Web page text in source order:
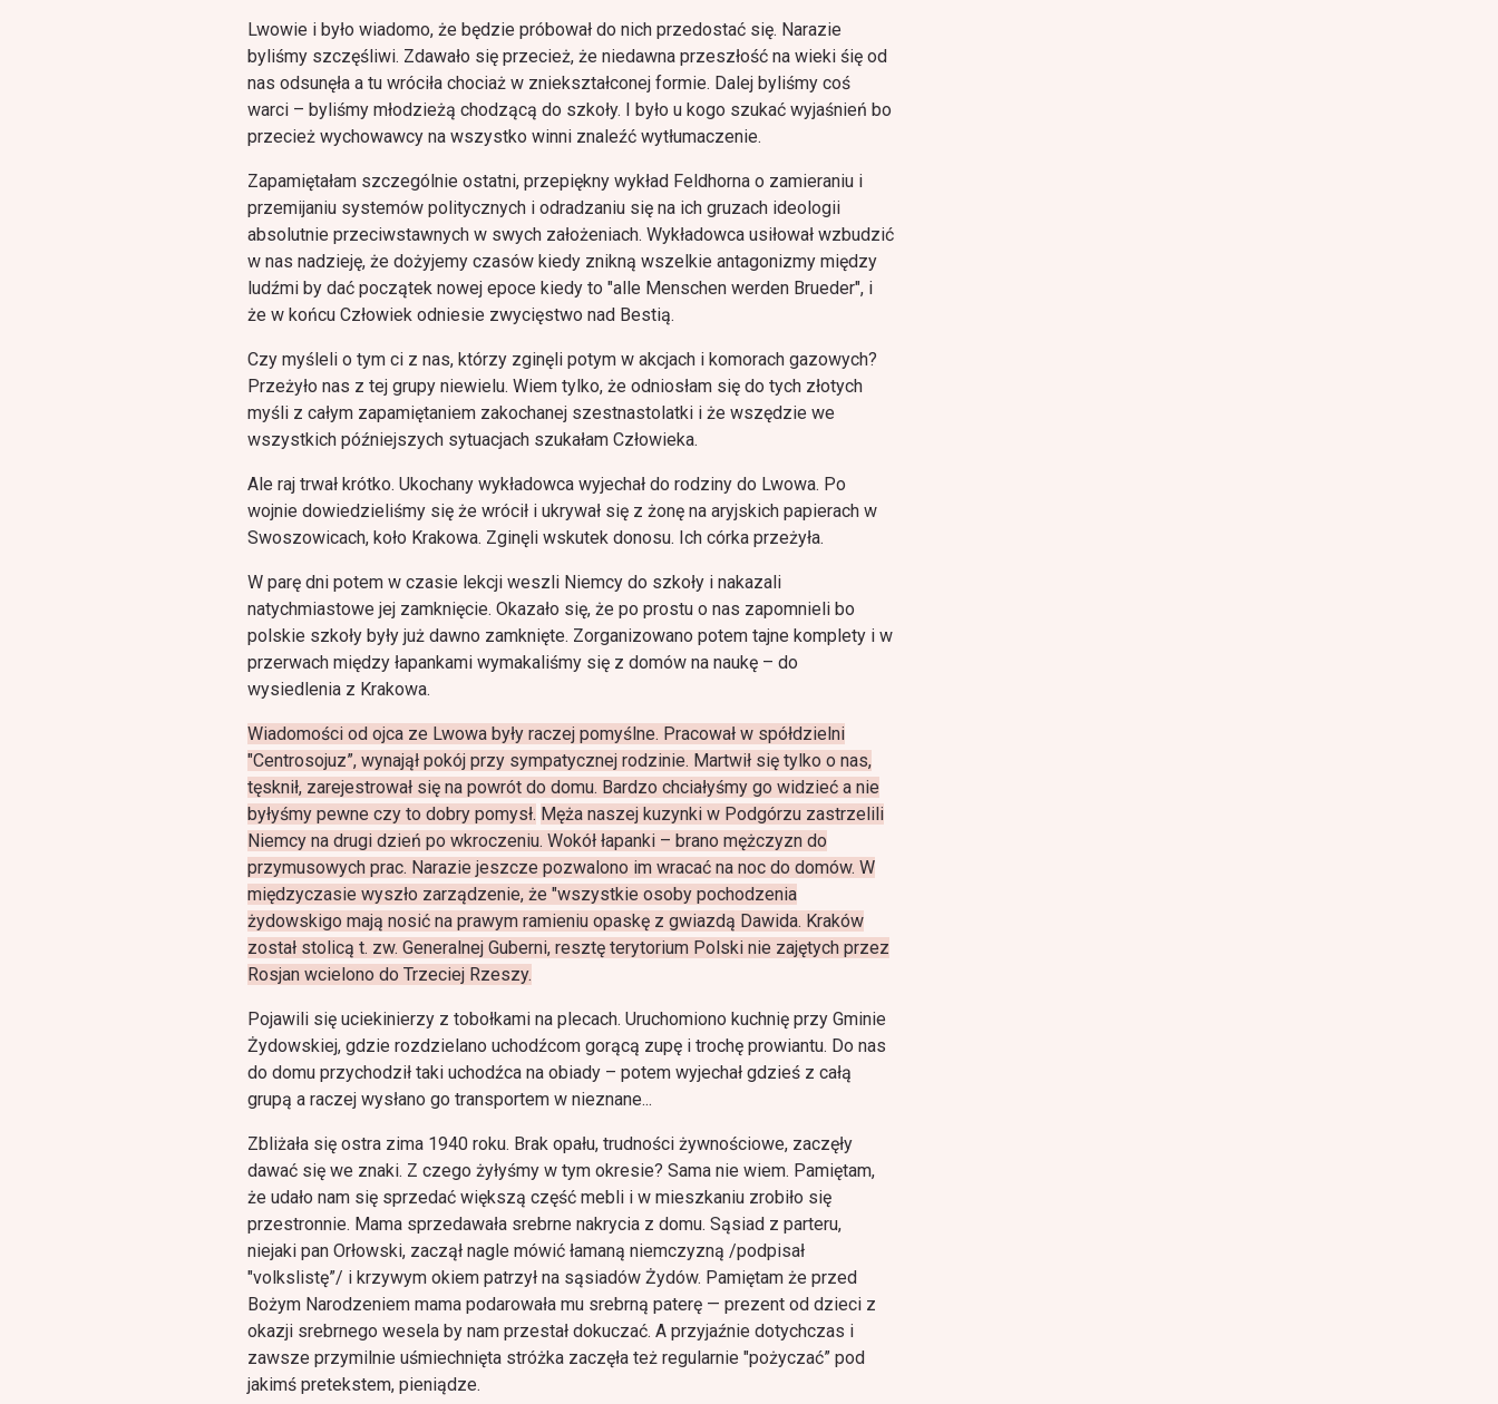
Lwowie i było wiadomo, że będzie próbował do nich przedostać się. Narazie
byliśmy szczęśliwi. Zdawało się przecież, że niedawna przeszłość na wieki śię od
nas odsunęła a tu wróciła chociaż w zniekształconej formie. Dalej byliśmy coś
warci – byliśmy młodzieżą chodzącą do szkoły. I było u kogo szukać wyjaśnień bo
przecież wychowawcy na wszystko winni znaleźć wytłumaczenie.
Zapamiętałam szczególnie ostatni, przepiękny wykład Feldhorna o zamieraniu i
przemijaniu systemów politycznych i odradzaniu się na ich gruzach ideologii
absolutnie przeciwstawnych w swych założeniach. Wykładowca usiłował wzbudzić
w nas nadzieję, że dożyjemy czasów kiedy znikną wszelkie antagonizmy między
ludźmi by dać początek nowej epoce kiedy to "alle Menschen werden Brueder", i
że w końcu Człowiek odniesie zwycięstwo nad Bestią.
Czy myśleli o tym ci z nas, którzy zginęli potym w akcjach i komorach gazowych?
Przeżyło nas z tej grupy niewielu. Wiem tylko, że odniosłam się do tych złotych
myśli z całym zapamiętaniem zakochanej szestnastolatki i że wszędzie we
wszystkich późniejszych sytuacjach szukałam Człowieka.
Ale raj trwał krótko. Ukochany wykładowca wyjechał do rodziny do Lwowa. Po
wojnie dowiedzieliśmy się że wrócił i ukrywał się z żonę na aryjskich papierach w
Swoszowicach, koło Krakowa. Zginęli wskutek donosu. Ich córka przeżyła.
W parę dni potem w czasie lekcji weszli Niemcy do szkoły i nakazali
natychmiastowe jej zamknięcie. Okazało się, że po prostu o nas zapomnieli bo
polskie szkoły były już dawno zamknięte. Zorganizowano potem tajne komplety i w
przerwach między łapankami wymakaliśmy się z domów na naukę – do
wysiedlenia z Krakowa.
Wiadomości od ojca ze Lwowa były raczej pomyślne. Pracował w spółdzielni
"Centrosojuz”, wynajął pokój przy sympatycznej rodzinie. Martwił się tylko o nas,
tęsknił, zarejestrował się na powrót do domu. Bardzo chciałyśmy go widzieć a nie
byłyśmy pewne czy to dobry pomysł. Męża naszej kuzynki w Podgórzu zastrzelili
Niemcy na drugi dzień po wkroczeniu. Wokół łapanki – brano mężczyzn do
przymusowych prac. Narazie jeszcze pozwalono im wracać na noc do domów. W
międzyczasie wyszło zarządzenie, że "wszystkie osoby pochodzenia
żydowskigo mają nosić na prawym ramieniu opaskę z gwiazdą Dawida. Kraków
został stolicą t. zw. Generalnej Guberni, resztę terytorium Polski nie zajętych przez
Rosjan wcielono do Trzeciej Rzeszy.
Pojawili się uciekinierzy z tobołkami na plecach. Uruchomiоno kuchnię przy Gminie
Żydowskiej, gdzie rozdzielano uchodźcom gorącą zupę i trochę prowiantu. Do nas
do domu przychodził taki uchodźca na obiady – potem wyjechał gdzieś z całą
grupą a raczej wysłano go transportem w nieznane...
Zbliżała się ostra zima 1940 roku. Brak opału, trudności żywnościowe, zaczęły
dawać się we znaki. Z czego żyłyśmy w tym okresie? Sama nie wiem. Pamiętam,
że udało nam się sprzedać większą część mebli i w mieszkaniu zrobiło się
przestronnie. Mama sprzedawała srebrne nakrycia z domu. Sąsiad z parteru,
niejaki pаn Orłowski, zaczął nagle mówić łamaną niemczyzną /podpisał
"volkslistę”/ i krzywym okiem patrzył na sąsiadów Żydów. Pamiętam że przed
Bożym Narodzeniem mama podarowała mu srebrną paterę — prezent od dzieci z
okazji srebrnego wesela by nam przestał dokuczać. A przyjaźnie dotychczas i
zawsze przymilnie uśmiechnięta stróżka zaczęła też regularnie "pożyczać” pod
jakimś pretekstem, pieniądze.